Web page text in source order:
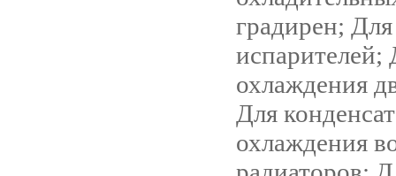
градирен; Для
испарителей;
охлаждения
Для
охлаждения